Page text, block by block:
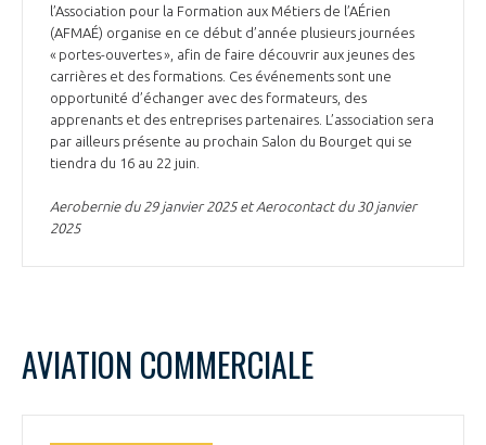
l’Association pour la Formation aux Métiers de l’AÉrien
(AFMAÉ) organise en ce début d’année plusieurs journées
« portes-ouvertes », afin de faire découvrir aux jeunes des
carrières et des formations. Ces événements sont une
opportunité d’échanger avec des formateurs, des
apprenants et des entreprises partenaires. L’association sera
par ailleurs présente au prochain Salon du Bourget qui se
tiendra du 16 au 22 juin.
Aerobernie du 29 janvier 2025 et Aerocontact du 30 janvier
2025
AVIATION COMMERCIALE